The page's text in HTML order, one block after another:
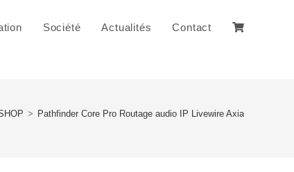
Société Actualités Contact
> Pathfinder Core Pro Routage audio IP Livewire Axia